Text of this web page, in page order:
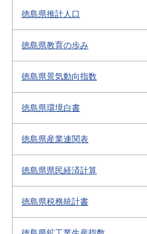
徳島県推計人口
徳島県教育の歩み
徳島県景気動向指数
徳島県環境白書
徳島県産業連関表
徳島県県民経済計算
徳島県税務統計書